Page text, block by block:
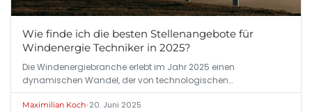
Wie finde ich die besten Stellenangebote für
Windenergie Techniker in 2025?
Die Windenergiebranche erlebt im Jahr 2025 einen
dynamischen Wandel, der von technologischen…
Maximilian Koch•20. Juni 2025